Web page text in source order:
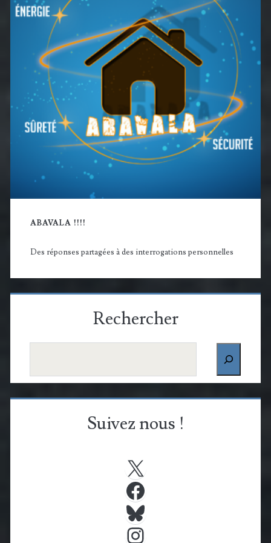
ABAVALA !!!!
Des réponses partagées à des interrogations personnelles
Rechercher
Suivez nous !